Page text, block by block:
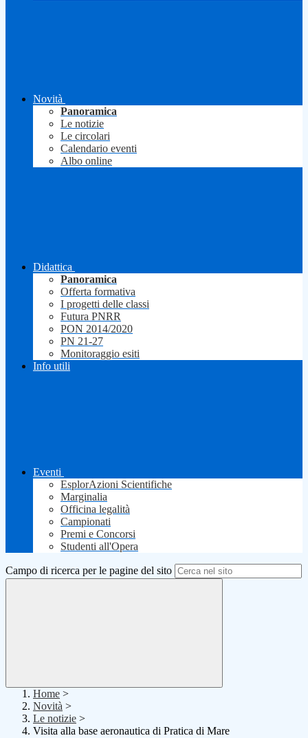
Novità
Panoramica
Le notizie
Le circolari
Calendario eventi
Albo online
Didattica
Panoramica
Offerta formativa
I progetti delle classi
Futura PNRR
PON 2014/2020
PN 21-27
Monitoraggio esiti
Info utili
Eventi
EsplorAzioni Scientifiche
Marginalia
Officina legalità
Campionati
Premi e Concorsi
Studenti all'Opera
Campo di ricerca per le pagine del sito
Home >
Novità >
Le notizie >
Visita alla base aeronautica di Pratica di Mare